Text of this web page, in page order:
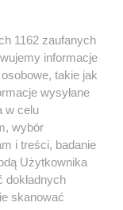
HOSTING
KONTAKT
1162 zaufanych
informacje
takie jak
wysyłane
w celu
wybór
i treści, badanie
Użytkownika
skanować